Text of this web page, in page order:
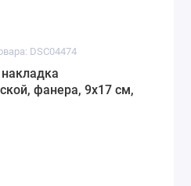
DSC04474
фанера, 9х17 см,